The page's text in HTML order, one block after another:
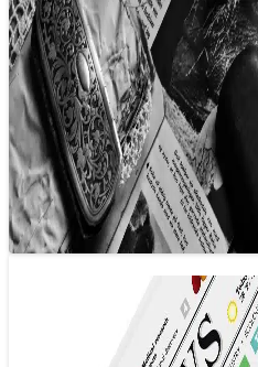
Báo chí năm 2025:
vì tính xác thực?
11/02/2025 14:17
Hằng năm, Nieman Lab tiến
chuyên gia trong lĩnh vực báo
trong…